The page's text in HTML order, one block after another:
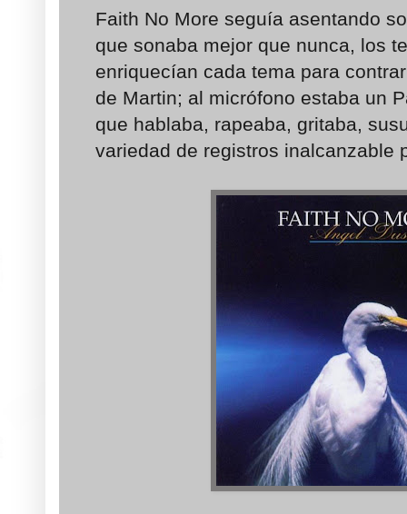
Faith No More seguía asentando
que sonaba mejor que nunca, los
enriquecían cada tema para
de Martin; al micrófono estaba un
que hablaba, rapeaba, gritaba,
variedad de registros inalcanzable